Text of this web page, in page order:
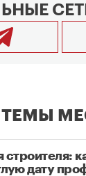
ТЕМЫ
дату